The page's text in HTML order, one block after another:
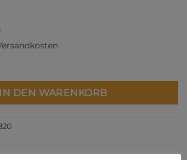
Light Lime Menge
IN DEN WARENKORB